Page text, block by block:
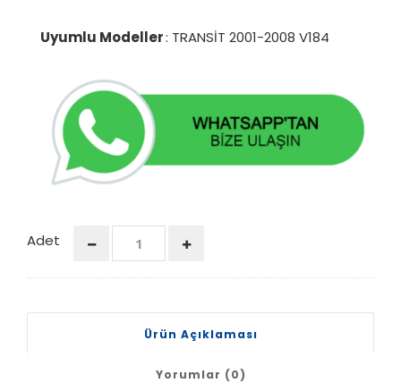
Uyumlu Modeller: TRANSİT 2001-2008 V184
Adet
Ürün Açıklaması
Yorumlar (0)